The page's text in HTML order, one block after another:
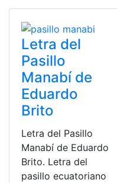
Letra del
Pasillo
Manabí de
Eduardo
Brito
Letra del Pasillo
Manabí de Eduardo
Brito. Letra del
pasillo ecuatoriano